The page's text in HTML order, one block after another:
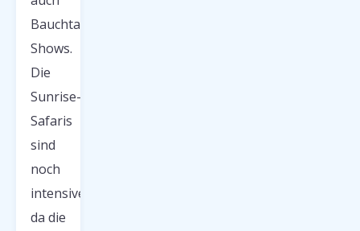
Bauchtanz-
Shows.
Die
Sunrise-
Safaris
sind
noch
intensiver,
da die